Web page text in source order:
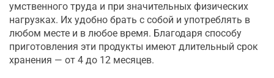
умственного труда и при значительных физических
нагрузках. Их удобно брать с собой и употреблять в
любом месте и в любое время. Благодаря способу
приготовления эти продукты имеют длительный срок
хранения — от 4 до 12 месяцев.